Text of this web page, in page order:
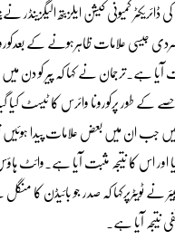
کمیونی کیشن ایلزبتھ الیگزینڈر
جیسی علامات ظاہرہونے کے
آیا ہے۔ترجمان نے کہا کہ پیر کو دن
طور پرکورونا وائرس کا ٹیسٹ کیا
میں جب ان میں بعض علامات پیدا ہوئیں
اور اس کا نتیجہ مثبت آیا ہے۔وائٹ
نے ٹویٹرپرکہا کہ صدر جو بائیڈن کا
نتیجہ آیا ہے۔